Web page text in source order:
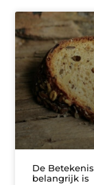
De
belangrijk is